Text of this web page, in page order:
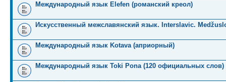
Международный язык Elefen (романский креол)
Искусственный межславянский язык. Interslavic.
Международный язык Kotava (априорный)
Международный язык Toki Pona (120 официальных слов)